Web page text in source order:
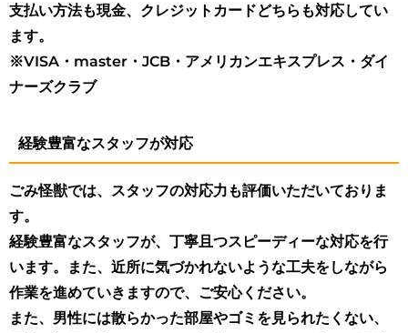
支払い方法も現金、クレジットカードどちらも対応してい
ます。
※VISA・master・JCB・アメリカンエキスプレス・ダイ
ナーズクラブ
経験豊富なスタッフが対応
ごみ怪獣では、スタッフの対応力も評価いただいておりま
す。
経験豊富なスタッフが、丁寧且つスピーディーな対応を行
います。また、近所に気づかれないような工夫をしながら
作業を進めていきますので、ご安心ください。
また、男性には散らかった部屋やゴミを見られたくない、